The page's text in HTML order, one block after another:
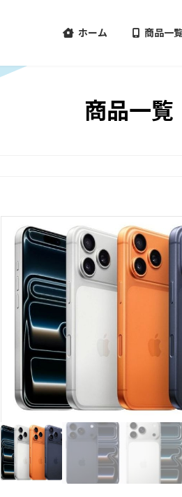
ホーム 商品一
商品一覧